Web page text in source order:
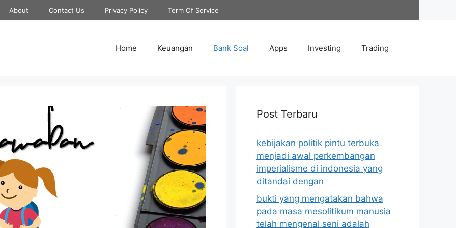
About Contact Us Privacy Policy Term Of Service
Home Keuangan Bank Soal Apps Investing Trading
Post Terbaru
kebijakan politik pintu terbuka
menjadi awal perkembangan
imperialisme di indonesia yang
ditandai dengan
bukti yang mengatakan bahwa
pada masa mesolitikum manusia
telah mengenal seni adalah